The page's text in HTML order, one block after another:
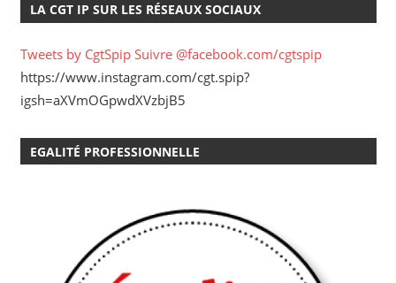
LA CGT IP SUR LES RÉSEAUX SOCIAUX
Tweets by CgtSpip Suivre @facebook.com/cgtspip
https://www.instagram.com/cgt.spip?
igsh=aXVmOGpwdXVzbjB5
EGALITÉ PROFESSIONNELLE